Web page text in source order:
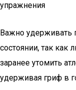
упражнения
Важно удерживать
состоянии, так
заранее утомить
удерживая гриф в